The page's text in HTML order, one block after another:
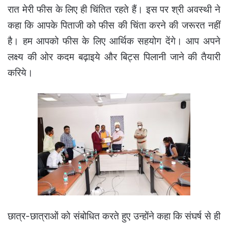
रात मेरी फीस के लिए ही चिंतित रहते हैं। इस पर श्री अवस्थी ने
कहा कि आपके पिताजी को फीस की चिंता करने की जरूरत नहीं
है। हम आपको फीस के लिए आर्थिक सहयोग देंगे। आप अपने
लक्ष्य की ओर कदम बढ़ाइये और बिट्स पिलानी जाने की तैयारी
करिये।
छात्र-छात्राओं को संबोधित करते हुए उन्होंने कहा कि संघर्ष से ही